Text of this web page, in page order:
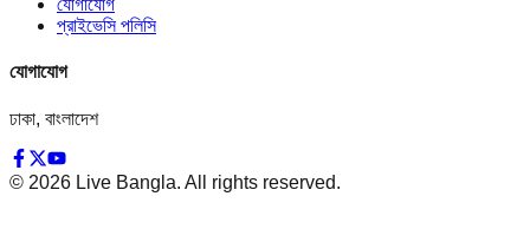
যোগাযোগ
প্রাইভেসি পলিসি
যোগাযোগ
ঢাকা, বাংলাদেশ
© 2026 Live Bangla. All rights reserved.